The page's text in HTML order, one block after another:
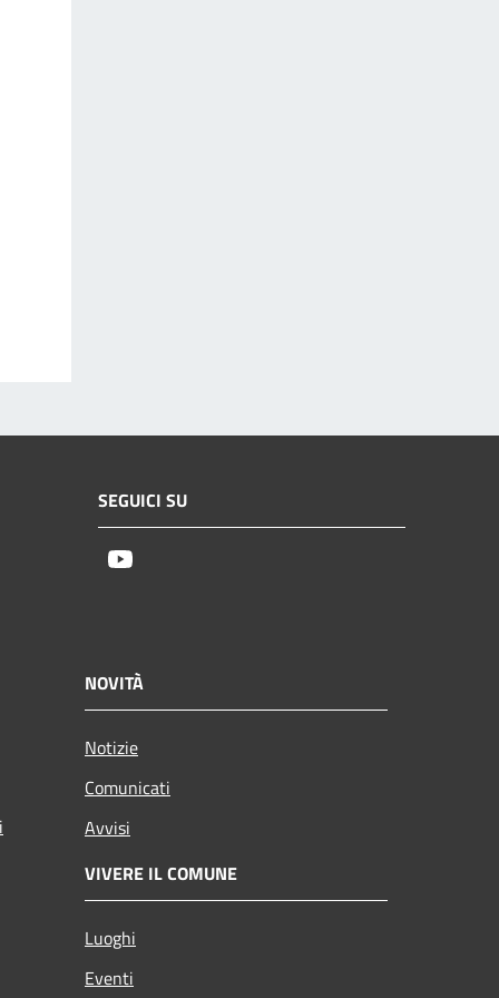
SEGUICI SU
NOVITÀ
Notizie
Comunicati
Avvisi
VIVERE IL COMUNE
Luoghi
Eventi